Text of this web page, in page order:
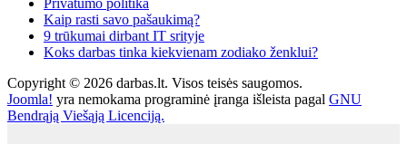
Privatumo politika
Kaip rasti savo pašaukimą?
9 trūkumai dirbant IT srityje
Koks darbas tinka kiekvienam zodiako ženklui?
Copyright © 2026 darbas.lt. Visos teisės saugomos.
Joomla! yra nemokama programinė įranga išleista pagal GNU
Bendrąją Viešąją Licenciją.